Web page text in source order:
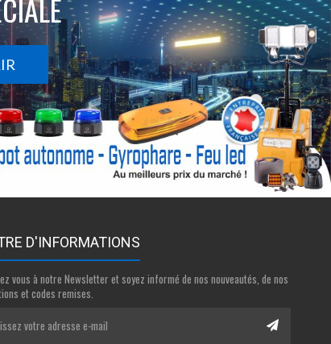
D'INFORMATIONS
vous à notre Newsletter et soyez informé de nos nouveautés, de nos
et codes remises.